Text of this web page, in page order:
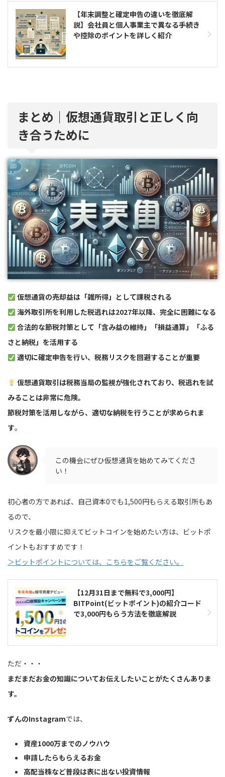
【年末調整と確定申告の違いを徹底解
説】会社員と個人事業主で異なる手続き
や控除のポイントを詳しく紹介
まとめ｜仮想通貨取引と正しく向
き合うために
仮想通貨の売却益は「雑所得」として課税される
海外取引所を利用した税逃れは2027年以降、完全に困難になる
合法的な節税対策として「含み益の維持」「損益通算」「ふる
さと納税」を活用する
適切に確定申告を行い、税務リスクを回避することが重要
仮想通貨取引は税務当局の監視が強化されており、税逃れを試
みることは非常に危険。
節税対策を活用しながら、適切な納税を行うことが求められま
す。
この機会にぜひ仮想通貨を始めてみてくださ
い！
初心者の方であれば、自己資本0でも1,500円もらえる取引所もあ
るので、
リスクを最小限に抑えてビットコインを始めたい方は、ビットポ
イントもおすすめです！
＞ビットポイントについては、こちらをご覧ください。
【12月31日まで無料で3,000円】
BITPoint(ビットポイント)の紹介コード
で3,000円もらう方法を徹底解説
ただ・・・
まだまだお金の知識についてお伝えしたいことがたくさんありま
す。
ずんのInstagramでは、
資産1000万までのノウハウ
申請したらもらえるお金
高配当株など普段は表に出ない投資情報